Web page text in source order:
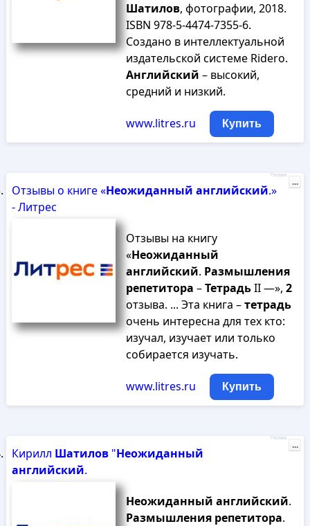
Шатилов, фотографии, 2018.
ISBN 978-5-4474-7355-6.
Создано в интеллектуальной
издательской системе Ridero.
Английский – высокий,
средний и низкий.
www.litres.ru Купить
Отзывы о книге «Неожиданный английский.»
- Литрес
Отзывы на книгу
«Неожиданный
английский. Размышления
репетитора –ТетрадьII —», 2
отзыва. ... Эта книга –тетрадь
очень интересна для тех кто:
изучал, изучает или только
собирается изучать.
www.litres.ru Купить
Реклама
...
Кирилл Шатилов"Неожиданный
английский.
Неожиданный английский.
Размышления репетитора.
Реклама
...